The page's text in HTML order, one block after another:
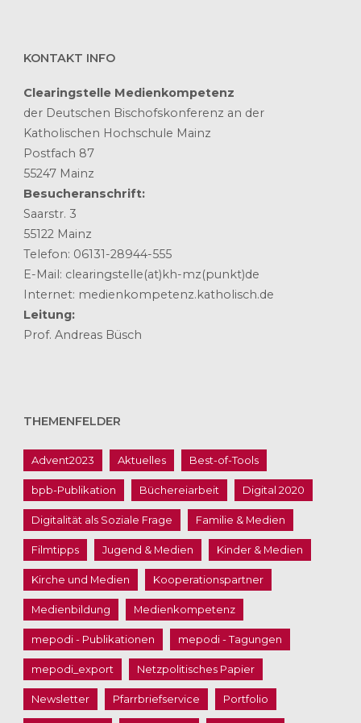
KONTAKT INFO
Clearingstelle Medienkompetenz
der Deutschen Bischofskonferenz an der
Katholischen Hochschule Mainz
Postfach 87
55247 Mainz
Besucheranschrift:
Saarstr. 3
55122 Mainz
Telefon: 06131-28944-555
E-Mail: clearingstelle(at)kh-mz(punkt)de
Internet: medienkompetenz.katholisch.de
Leitung:
Prof. Andreas Büsch
THEMENFELDER
Advent2023 Aktuelles Best-of-Tools
bpb-Publikation Büchereiarbeit Digital 2020
Digitalität als Soziale Frage Familie & Medien
Filmtipps Jugend & Medien Kinder & Medien
Kirche und Medien Kooperationspartner
Medienbildung Medienkompetenz
mepodi - Publikationen mepodi - Tagungen
mepodi_export Netzpolitisches Papier
Newsletter Pfarrbriefservice Portfolio